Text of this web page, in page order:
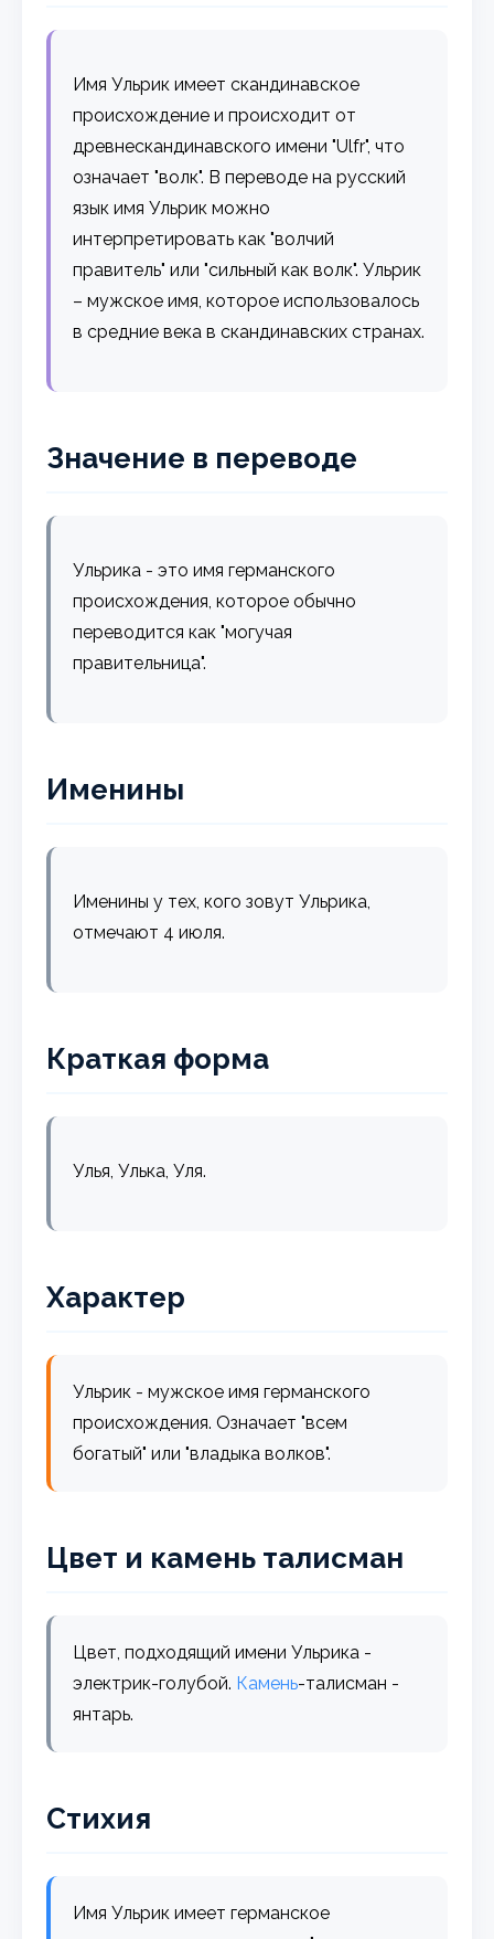
Имя Ульрик имеет скандинавское
происхождение и происходит от
древнескандинавского имени "Ulfr", что
означает "волк". В переводе на русский
язык имя Ульрик можно
интерпретировать как "волчий
правитель" или "сильный как волк". Ульрик
– мужское имя, которое использовалось
в средние века в скандинавских странах.
Значение в переводе
Ульрика - это имя германского
происхождения, которое обычно
переводится как "могучая
правительница".
Именины
Именины у тех, кого зовут Ульрика,
отмечают 4 июля.
Краткая форма
Улья, Улька, Уля.
Характер
Ульрик - мужское имя германского
происхождения. Означает "всем
богатый" или "владыка волков".
Цвет и камень талисман
Цвет, подходящий имени Ульрика -
электрик-голубой. Камень-талисман -
янтарь.
Стихия
Имя Ульрик имеет германское